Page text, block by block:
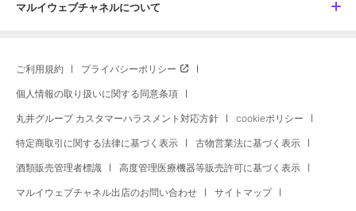
マルイウェブチャネルについて
ご利用規約 プライバシーポリシー
個人情報の取り扱いに関する同意条項
丸井グループ カスタマーハラスメント対応方針 cookieポリシー
特定商取引に関する法律に基づく表示 古物営業法に基づく表示
酒類販売管理者標識 高度管理医療機器等販売許可に基づく表示
マルイウェブチャネル出店のお問い合わせ サイトマップ